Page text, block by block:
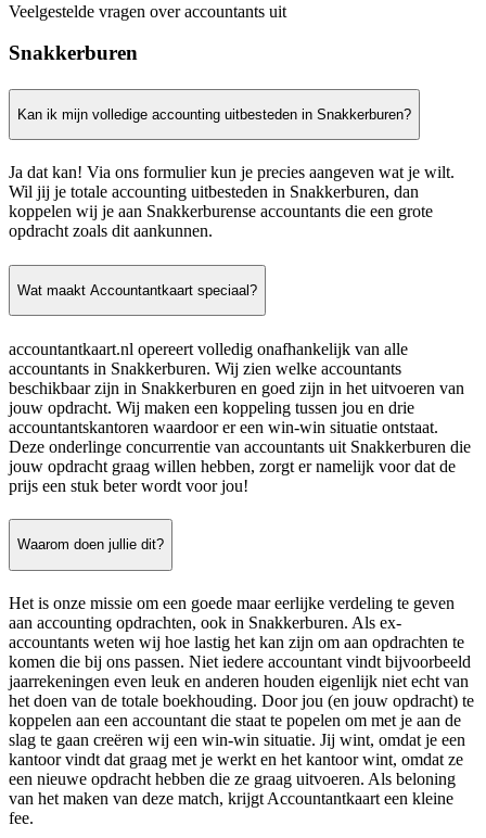
Veelgestelde vragen over accountants uit
Snakkerburen
Kan ik mijn volledige accounting uitbesteden in Snakkerburen?
Ja dat kan! Via ons formulier kun je precies aangeven wat je wilt.
Wil jij je totale accounting uitbesteden in Snakkerburen, dan
koppelen wij je aan Snakkerburense accountants die een grote
opdracht zoals dit aankunnen.
Wat maakt Accountantkaart speciaal?
accountantkaart.nl opereert volledig onafhankelijk van alle
accountants in Snakkerburen. Wij zien welke accountants
beschikbaar zijn in Snakkerburen en goed zijn in het uitvoeren van
jouw opdracht. Wij maken een koppeling tussen jou en drie
accountantskantoren waardoor er een win-win situatie ontstaat.
Deze onderlinge concurrentie van accountants uit Snakkerburen die
jouw opdracht graag willen hebben, zorgt er namelijk voor dat de
prijs een stuk beter wordt voor jou!
Waarom doen jullie dit?
Het is onze missie om een goede maar eerlijke verdeling te geven
aan accounting opdrachten, ook in Snakkerburen. Als ex-
accountants weten wij hoe lastig het kan zijn om aan opdrachten te
komen die bij ons passen. Niet iedere accountant vindt bijvoorbeeld
jaarrekeningen even leuk en anderen houden eigenlijk niet echt van
het doen van de totale boekhouding. Door jou (en jouw opdracht) te
koppelen aan een accountant die staat te popelen om met je aan de
slag te gaan creëren wij een win-win situatie. Jij wint, omdat je een
kantoor vindt dat graag met je werkt en het kantoor wint, omdat ze
een nieuwe opdracht hebben die ze graag uitvoeren. Als beloning
van het maken van deze match, krijgt Accountantkaart een kleine
fee.